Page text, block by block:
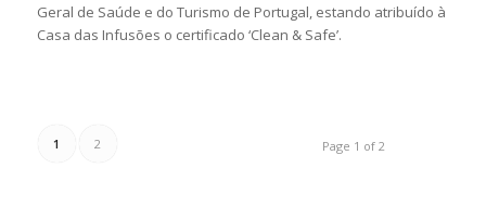
Geral de Saúde e do Turismo de Portugal, estando atribuído à
Casa das Infusões o certificado ‘Clean & Safe’.
Page 1 of 2
1 2